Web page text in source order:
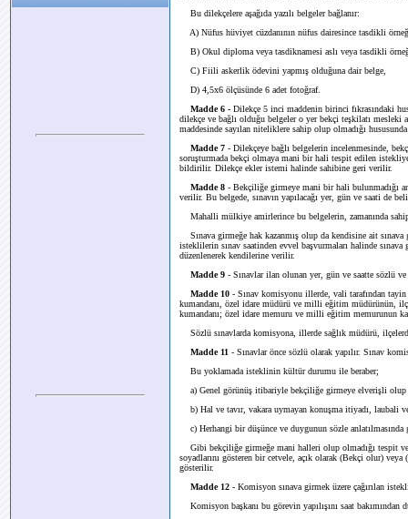
Bu dilekçelere aşağıda yazılı belgeler bağlanır:
A) Nüfus hüviyet cüzdanının nüfus dairesince tasdikli
B) Okul diploma veya tasdiknamesi aslı veya tasdikli
C) Fiili askerlik ödevini yapmış olduğuna dair belge,
D) 4,5x6 ölçüsünde 6 adet fotoğraf.
Madde 6 - Dilekçe 5 inci maddenin birinci fıkrasındaki
dilekçe ve bağlı olduğu belgeler o yer bekçi teşkilatı
maddesinde sayılan niteliklere sahip olup olmadığı
Madde 7 - Dilekçeye bağlı belgelerin incelenmesinde,
soruşturmada bekçi olmaya mani bir hali tespit edilen
bildirilir. Dilekçe ekler istemi halinde sahibine geri verilir.
Madde 8 - Bekçiliğe girmeye mani bir hali bulunmadığı
verilir. Bu belgede, sınavın yapılacağı yer, gün ve saati de
Mahalli mülkiye amirlerince bu belgelerin, zamanında
Sınava girmeğe hak kazanmış olup da kendisine ait
isteklilerin sınav saatinden evvel başvurmaları halinde
düzenlenerek kendilerine verilir.
Madde 9 - Sınavlar ilan olunan yer, gün ve saatte sözlü ve
Madde 10 - Sınav komisyonu illerde, vali tarafından
kumandanı, özel idare müdürü ve milli eğitim müdürünün,
kumandanı; özel idare memuru ve milli eğitim memurunun
Sözlü sınavlarda komisyona, illerde sağlık müdürü,
Madde 11 - Sınavlar önce sözlü olarak yapılır. Sınav
Bu yoklamada isteklinin kültür durumu ile beraber;
a) Genel görünüş itibariyle bekçiliğe girmeye elverişli olup
b) Hal ve tavır, vakara uymayan konuşma itiyadı, laubali
c) Herhangi bir düşünce ve duygunun sözle anlatılmasında
Gibi bekçiliğe girmeğe mani halleri olup olmadığı tespit ve
soyadlarını gösteren bir cetvele, açık olarak (Bekçi olur)
gösterilir.
Madde 12 - Komisyon sınava girmek üzere çağırılan
Komisyon başkanı bu görevin yapılışını saat bakımından